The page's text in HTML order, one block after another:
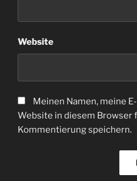
Website
Meinen Namen, meine
Website in diesem Browser
Kommentierung speichern.